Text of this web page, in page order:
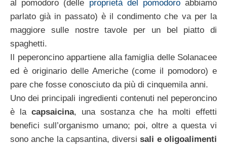
al pomodoro (delle proprietà del pomodoroabbiamo
parlato già in passato) è il condimento che va per la
maggiore sulle nostre tavole per un bel piatto di
spaghetti.
Il peperoncino appartiene alla famiglia delle Solanacee
ed è originario delle Americhe (come il pomodoro) e
pare che fosse conosciuto da più di cinquemila anni.
Uno dei principali ingredienti contenuti nel peperoncino
è la capsaicina, una sostanza che ha molti effetti
benefici sull’organismo umano; poi, oltre a questa vi
sono anche la capsantina, diversisali e oligoalimenti